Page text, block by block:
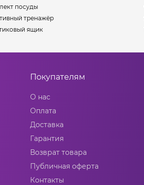
посуды
тренажёр
ящик
Покупателям
О нас
Оплата
Доставка
Гарантия
Возврат товара
Публичная оферта
Контакты